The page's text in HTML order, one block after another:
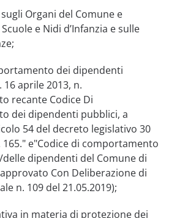
Organi del Comune e
e Nidi d’Infanzia e sulle
dei dipendenti
16 aprile 2013, n.
recante Codice Di
dei dipendenti pubblici, a
54 del decreto legislativo 30
165." e"Codice di comportamento
dipendenti del Comune di
Con Deliberazione di
n. 109 del 21.05.2019);
in materia di protezione dei